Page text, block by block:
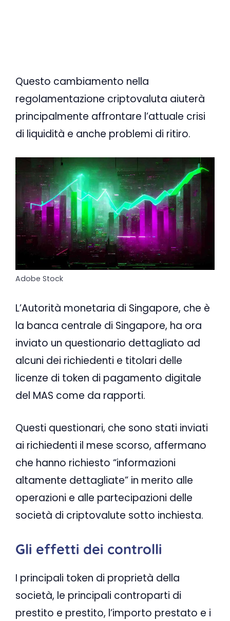
Questo cambiamento nella
regolamentazione criptovaluta aiuterà
principalmente affrontare l’attuale crisi
di liquidità e anche problemi di ritiro.
Adobe Stock
L’Autorità monetaria di Singapore, che è
la banca centrale di Singapore, ha ora
inviato un questionario dettagliato ad
alcuni dei richiedenti e titolari delle
licenze di token di pagamento digitale
del MAS come da rapporti.
Questi questionari, che sono stati inviati
ai richiedenti il ​​mese scorso, affermano
che hanno richiesto “informazioni
altamente dettagliate” in merito alle
operazioni e alle partecipazioni delle
società di criptovalute sotto inchiesta.
Gli effetti dei controlli
I principali token di proprietà della
società, le principali controparti di
prestito e prestito, l’importo prestato e i